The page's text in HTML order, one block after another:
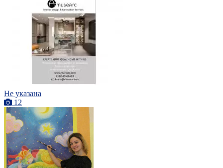
Не указана
12